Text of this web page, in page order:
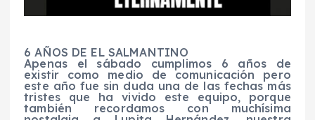
6 AÑOS DE EL SALMANTINO
Apenas el sábado cumplimos 6 años de
existir como medio de comunicación pero
este año fue sin duda una de las fechas más
tristes que ha vivido este equipo, porque
también recordamos con muchísima